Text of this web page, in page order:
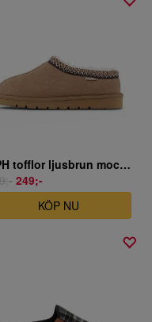
CPH tofflor ljusbrun mocka.
249;-
KÖP NU